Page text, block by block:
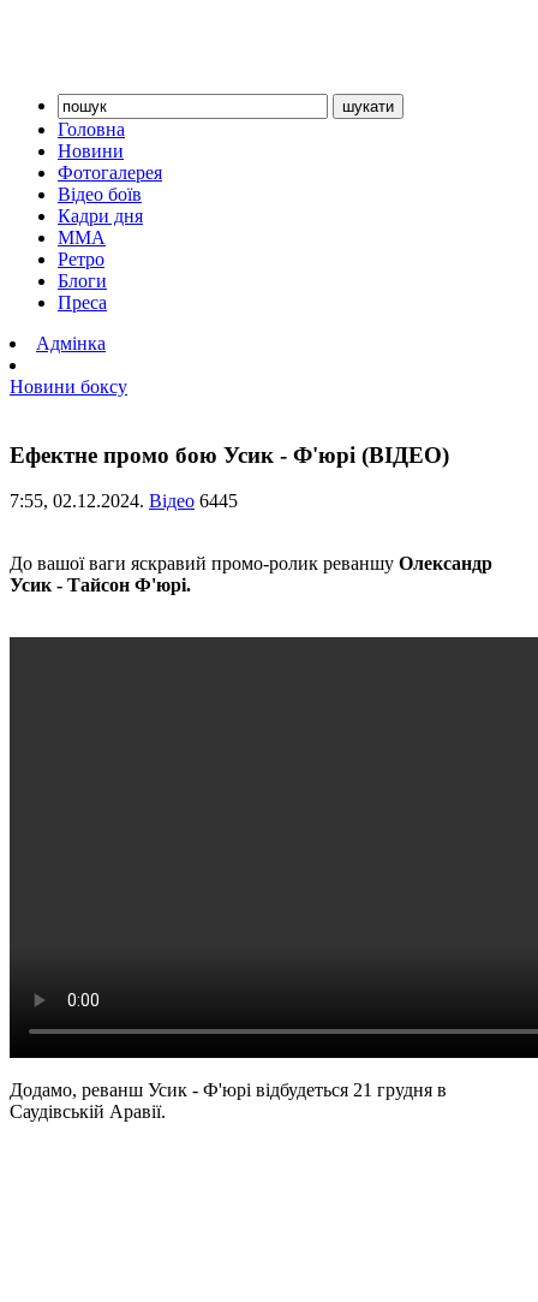
Головна
Новини
Фотогалерея
Відео боїв
Кадри дня
ММА
Ретро
Блоги
Преса
Адмінка
Новини боксу
Ефектне промо бою Усик - Ф'юрі (ВІДЕО)
7:55, 02.12.2024. Відео 6445
До вашої ваги яскравий промо-ролик реваншу Олександр
Усик - Тайсон Ф'юрі.
Додамо, реванш Усик - Ф'юрі відбудеться 21 грудня в
Саудівській Аравії.